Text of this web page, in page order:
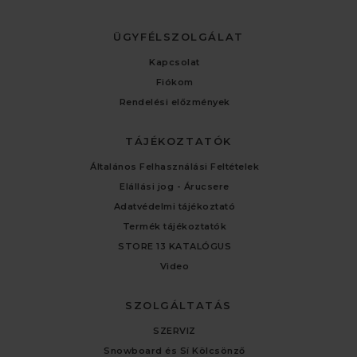
ÜGYFÉLSZOLGÁLAT
Kapcsolat
Fiókom
Rendelési előzmények
TÁJÉKOZTATÓK
Általános Felhasználási Feltételek
Elállási jog - Árucsere
Adatvédelmi tájékoztató
Termék tájékoztatók
STORE 13 KATALÓGUS
Video
SZOLGÁLTATÁS
SZERVIZ
Snowboard és Sí Kölcsönző